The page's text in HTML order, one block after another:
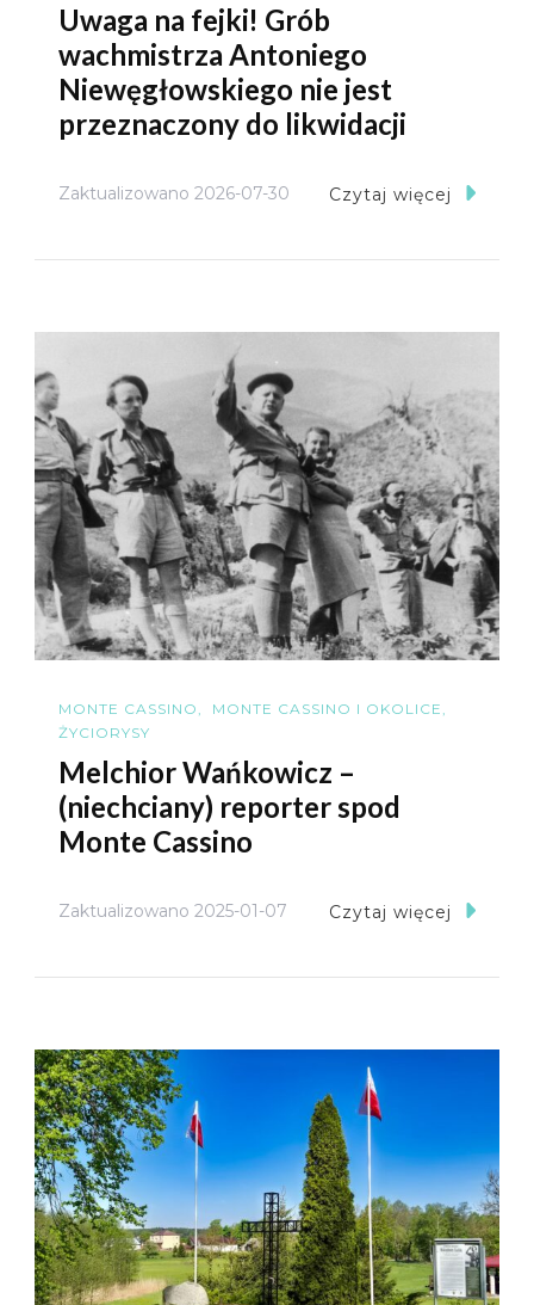
Uwaga na fejki! Grób
wachmistrza Antoniego
Niewęgłowskiego nie jest
przeznaczony do likwidacji
Zaktualizowano 2026-07-30 Czytaj więcej
MONTE CASSINO
MONTE CASSINO I OKOLICE
ŻYCIORYSY
Melchior Wańkowicz –
(niechciany) reporter spod
Monte Cassino
Zaktualizowano 2025-01-07 Czytaj więcej